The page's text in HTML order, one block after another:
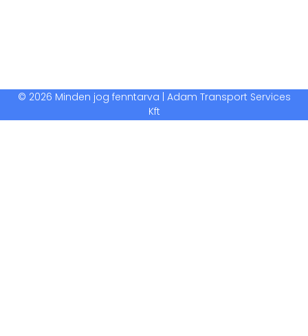
© 2026 Minden jog fenntarva | Adam Transport Services
Kft